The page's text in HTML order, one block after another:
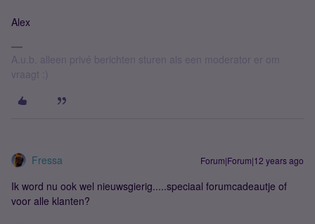
Alex
A.u.b. alleen privé berichten sturen als een moderator er om
vraagt :)
Fressa Forum|Forum|12 years ago
Ik word nu ook wel nieuwsgierig.....speciaal forumcadeautje of
voor alle klanten?